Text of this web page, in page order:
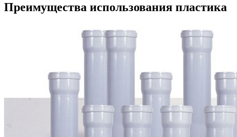
Преимущества использования пластика